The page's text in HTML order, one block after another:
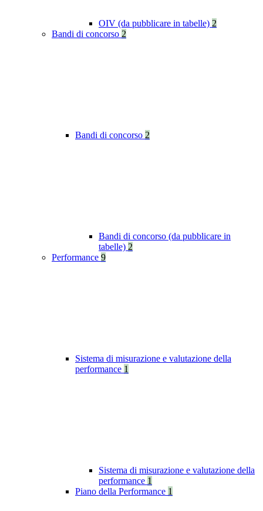
OIV (da pubblicare in tabelle) 2
Bandi di concorso 2
Bandi di concorso 2
Bandi di concorso (da pubblicare in
tabelle) 2
Performance 9
Sistema di misurazione e valutazione della
performance 1
Sistema di misurazione e valutazione della
performance 1
Piano della Performance 1